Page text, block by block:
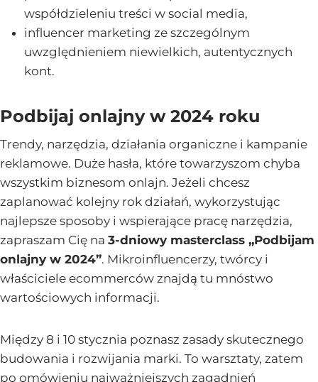
współdzieleniu treści w social media,
influencer marketing ze szczególnym
uwzględnieniem niewielkich, autentycznych
kont.
Podbijaj onlajny w 2024 roku
Trendy, narzędzia, działania organiczne i kampanie
reklamowe. Duże hasła, które towarzyszom chyba
wszystkim biznesom onlajn. Jeżeli chcesz
zaplanować kolejny rok działań, wykorzystując
najlepsze sposoby i wspierające pracę narzędzia,
zapraszam Cię na 3-dniowy masterclass „Podbijam
onlajny w 2024”. Mikroinfluencerzy, twórcy i
właściciele ecommerców znajdą tu mnóstwo
wartościowych informacji.
Między 8 i 10 stycznia poznasz zasady skutecznego
budowania i rozwijania marki. To warsztaty, zatem
po omówieniu najważniejszych zagadnień